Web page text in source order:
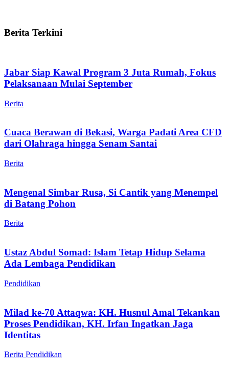
Berita Terkini
Jabar Siap Kawal Program 3 Juta Rumah, Fokus
Pelaksanaan Mulai September
Berita
Cuaca Berawan di Bekasi, Warga Padati Area CFD
dari Olahraga hingga Senam Santai
Berita
Mengenal Simbar Rusa, Si Cantik yang Menempel
di Batang Pohon
Berita
Ustaz Abdul Somad: Islam Tetap Hidup Selama
Ada Lembaga Pendidikan
Pendidikan
Milad ke-70 Attaqwa: KH. Husnul Amal Tekankan
Proses Pendidikan, KH. Irfan Ingatkan Jaga
Identitas
Berita Pendidikan